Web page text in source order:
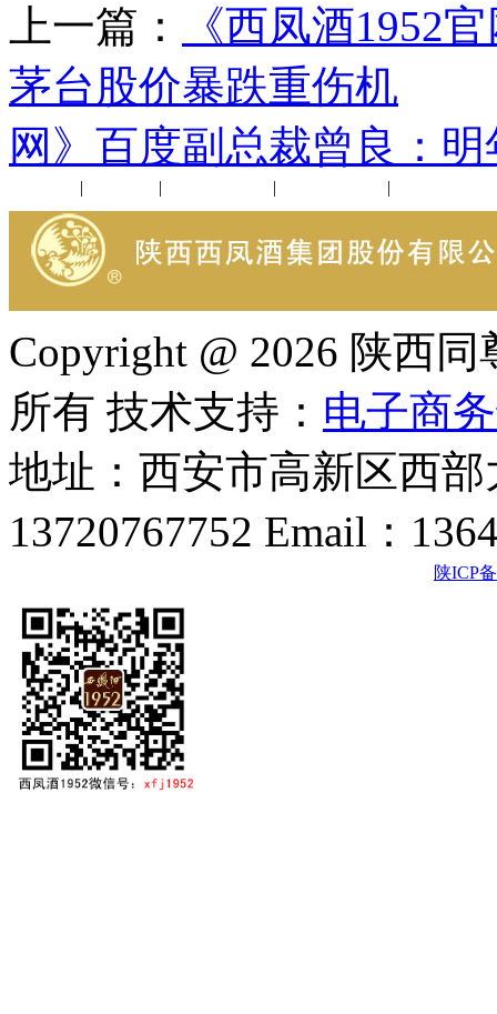
上一篇：
《西凤酒1952
茅台股价暴跌重伤机
网》百度副总裁曾良：
| | | |
Copyright @ 2026 陕西
所有 技术支持： 电子商
地址：西安市高新区西
13720767752 Email：
陕ICP